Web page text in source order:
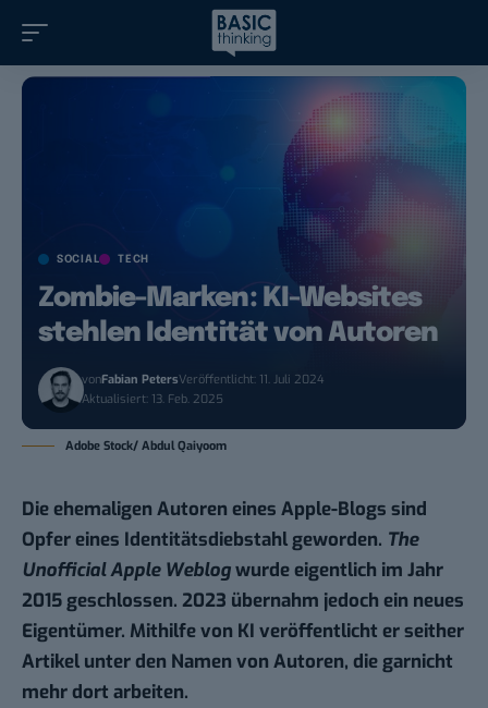
SOCIAL TECH
Zombie-Marken: KI-Websites
stehlen Identität von Autoren
vonFabian PetersVeröffentlicht: 11. Juli 2024
Aktualisiert: 13. Feb. 2025
Adobe Stock/ Abdul Qaiyoom
Die ehemaligen Autoren eines Apple-Blogs sind
Opfer eines Identitätsdiebstahl geworden. The
Unofficial Apple Weblogwurde eigentlich im Jahr
2015 geschlossen. 2023 übernahm jedoch ein neues
Eigentümer. Mithilfe von KI veröffentlicht er seither
Artikel unter den Namen von Autoren, die garnicht
mehr dort arbeiten.